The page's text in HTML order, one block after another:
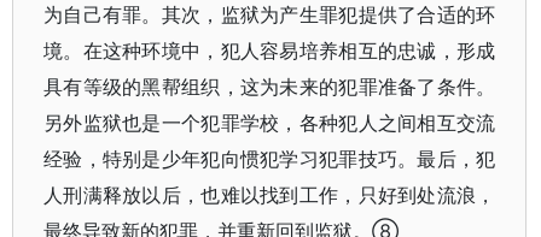
为自己有罪。其次，监狱为产生罪犯提供了合适的环
境。在这种环境中，犯人容易培养相互的忠诚，形成
具有等级的黑帮组织，这为未来的犯罪准备了条件。
另外监狱也是一个犯罪学校，各种犯人之间相互交流
经验，特别是少年犯向惯犯学习犯罪技巧。最后，犯
人刑满释放以后，也难以找到工作，只好到处流浪，
最终导致新的犯罪，并重新回到监狱。⑧